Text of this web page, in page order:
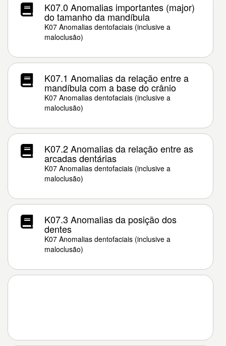
K07.0 Anomalias importantes (major)
do tamanho da mandíbula
K07 Anomalias dentofaciais (inclusive a
maloclusão)
K07.1 Anomalias da relação entre a
mandíbula com a base do crânio
K07 Anomalias dentofaciais (inclusive a
maloclusão)
K07.2 Anomalias da relação entre as
arcadas dentárias
K07 Anomalias dentofaciais (inclusive a
maloclusão)
K07.3 Anomalias da posição dos
dentes
K07 Anomalias dentofaciais (inclusive a
maloclusão)